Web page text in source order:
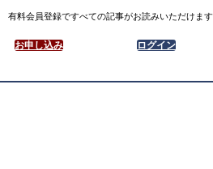
有料会員登録ですべての記事がお読みいただけます
お申し込み ログイン